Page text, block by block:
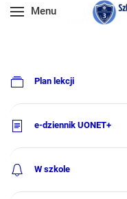
Menu
Plan lekcji
e-dziennik UONET+
W szkole